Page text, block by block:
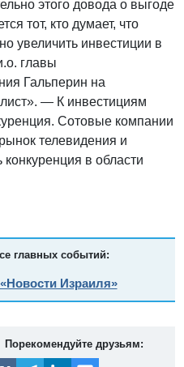
этого довода о выгоде
тот, кто думает, что
увеличить инвестиции в
главы
Гальперин на
— К инвестициям
Сотовые компании
телевидения и
конкуренция в области
главных событий:
Израиля»
Порекомендуйте друзьям: